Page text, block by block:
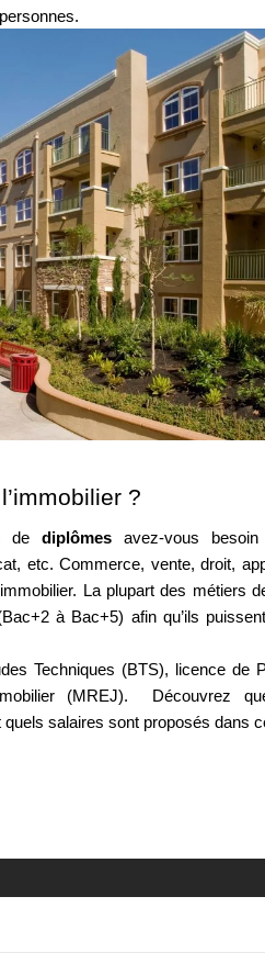
?
de diplômes avez-vous
etc. Commerce, vente, droit,
La plupart des métiers
à Bac+5) afin qu’ils
Techniques (BTS), licence de
(MREJ).  Découvrez
salaires sont proposés dans